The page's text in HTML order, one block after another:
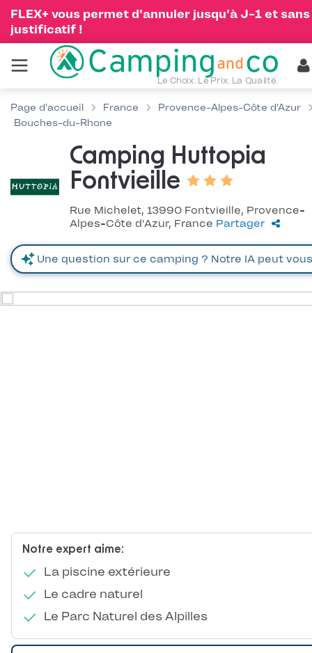
FLEX+ vous permet d'annuler jusqu'à J-1 et sans
justificatif !
Le Choix. Le Prix. La Qualité.
Page d'accueil France
Provence-Alpes-Côte d'Azur
Bouches-du-Rhone
Camping Huttopia
Fontvieille
Rue Michelet, 13990 Fontvieille, Provence-
Alpes-Côte d'Azur, France Partager
Notre expert aime:
La piscine extérieure
Le cadre naturel
Le Parc Naturel des Alpilles